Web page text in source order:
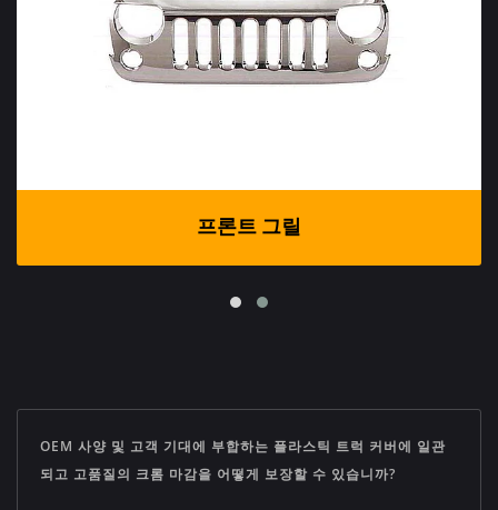
프론트 그릴
OEM 사양 및 고객 기대에 부합하는 플라스틱 트럭 커버에 일관
되고 고품질의 크롬 마감을 어떻게 보장할 수 있습니까?